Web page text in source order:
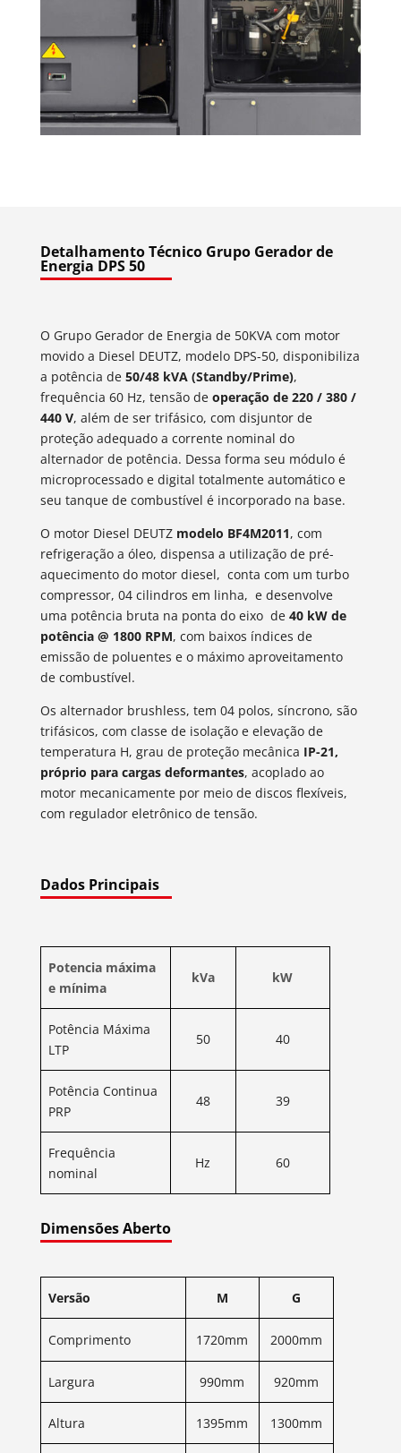
Detalhamento Técnico Grupo Gerador de
Energia DPS 50
O Grupo Gerador de Energia de 50KVA com motor
movido a Diesel DEUTZ, modelo DPS-50, disponibiliza
a potência de50/48 kVA (Standby/Prime),
frequência 60 Hz, tensão de operação de 220 / 380 /
440 V, além de ser trifásico, com disjuntor de
proteção adequado a corrente nominal do
alternador de potência. Dessa forma seu módulo é
microprocessado e digital totalmente automático e
seu tanque de combustível é incorporado na base.
O motor Diesel DEUTZ modelo BF4M2011, com
refrigeração a óleo, dispensa a utilização de pré-
aquecimento do motor diesel, conta com um turbo
compressor, 04 cilindros em linha, e desenvolve
uma potência bruta na ponta do eixo de 40 kW de
potência @ 1800 RPM, com baixos índices de
emissão de poluentes e o máximo aproveitamento
de combustível.
Os alternador brushless, tem 04 polos, síncrono, são
trifásicos, com classe de isolação e elevação de
temperatura H, grau de proteção mecânica IP-21,
próprio para cargas deformantes, acoplado ao
motor mecanicamente por meio de discos flexíveis,
com regulador eletrônico de tensão.
Dados Principais
Potencia máxima
e mínima
kVa kW
Potência Máxima
LTP
50 40
Potência Continua
PRP
48 39
Frequência
nominal
Hz 60
Dimensões Aberto
Versão M G
Comprimento 1720mm 2000mm
Largura 990mm 920mm
Altura 1395mm 1300mm